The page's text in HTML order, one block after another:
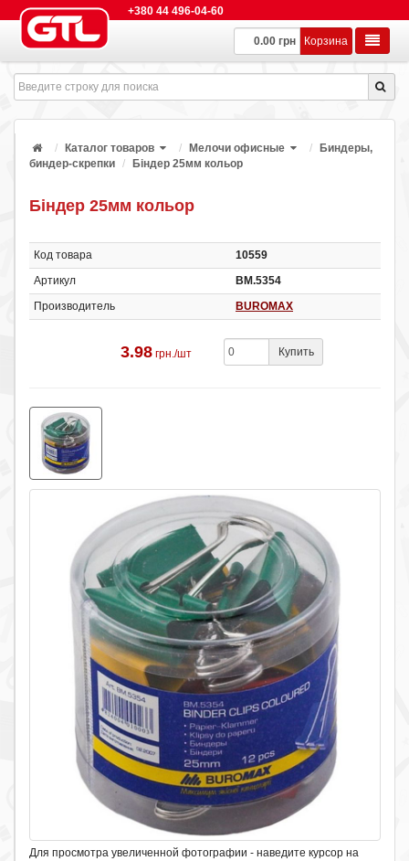
+380 44 496-04-60
0.00 грн Корзина
Каталог товаров Мелочи офисные
Биндеры,
биндер-скрепки
Біндер 25мм кольор
Біндер 25мм кольор
Код товара
10559
Артикул
ВМ.5354
Производитель
BUROMAX
3.98 грн./шт Купить
Для просмотра увеличенной фотографии - наведите курсор на